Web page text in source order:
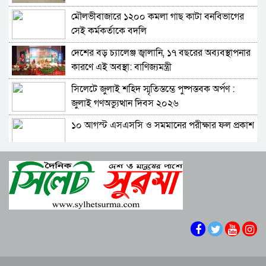
আমলা
সিলেটে আদলত চত্বরে শিশু ফাহিমা হত্যা মামলার
আসামির ওপর ফের হামলা
এআই দিয়ে অশালীন ছবি ছড়ানোর অভিযোগ
সিলেটের কনটেন্ট ক্রিয়েটর রাফিয়ার
শাবিপ্রবিতে শিক্ষার্থীকে মারধর: ছাত্রদল নেতা হাসিবুর
ও তারেক বহিষ্কার, ক্যাম্পাসে নিষিদ্ধ ২ বছর
ক্ষোভ, দ্রুত সংস্কারের আহ্বান
নারী-কাণ্ডে জামায়াত থেকে বহিস্কার এমপি গাজী
নজরুল
সিলেটে হামের উপসর্গ নিয়ে আরও দুই শিশুর মৃত্যু
মৌলভীবাজারে ১২০০ কমলা গাছ কাটা বনবিভাগের
সেই কর্মকর্তাকে বদলি
দেশের বড় চ্যালেঞ্জ জ্বালানি, ১৭ বছরের অব্যবস্থাপনার
কারণে এই অবস্থা: বাণিজ্যমন্ত্রী
সিলেটে জুলাই শহিদ স্মৃতিস্তম্ভে পুষ্পস্তবক অর্পণ :
জুলাই গণঅভ্যুত্থান দিবস ২০২৬
১০ আগস্ট এসএসসি ও সমমানের পরীক্ষার ফল প্রকাশ
শাপলা চত্বরে হত্যা মামলা: শেখ হাসিনাসহ ৪১ জনের
বিরুদ্ধে আনুষ্ঠানিক অভিযোগ
বিরোধীদলের পতন শুরু হয়েছে, ১১ দল এখন ৯ দলে
গিয়ে ঠেকেছে: রাশেদ খান
কে হতে পারেন পরবর্তী রাষ্ট্রপতি, আলোচনায় এক